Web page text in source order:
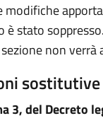
modifiche
è stato soppresso.
non verrà
3, del Decreto